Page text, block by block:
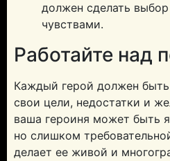
должен сделать
чувствами.
Работайте над
Каждый герой должен
свои цели, недостатки и
ваша героиня может быть
но слишком
делает ее живой и